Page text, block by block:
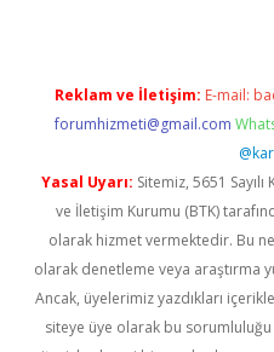
Reklam ve İletişim: E-mail:
forumhizmeti@gmail.com
Yasal Uyarı: Sitemiz, 5651
ve İletişim Kurumu (BTK)
olarak hizmet vermektedir. Bu
olarak denetleme veya araştırma
Ancak, üyelerimiz yazdıkları
siteye üye olarak bu